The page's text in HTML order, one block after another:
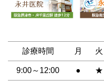
診療時間 月 火
9:00～12:00 ● ★